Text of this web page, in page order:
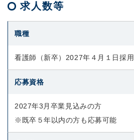
求人数等
職種
看護師（新卒）2027年４月１日採用
応募資格
2027年3月卒業見込みの方
※既卒５年以内の方も応募可能